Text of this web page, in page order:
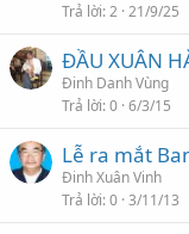
Trả lời 2 21/9/25
ĐẦU XUÂN
Đinh Danh Vùng
Trả lời 0 6/3/15
Lễ ra mắt
Đinh Xuân Vinh
Trả lời 0 3/11/13